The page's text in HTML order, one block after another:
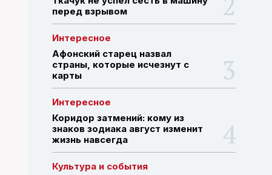
ПОИСК ПО САЙТУ
перед взрывом
Интересное
Афонский старец назвал
страны, которые исчезнут с
карты
Интересное
Коридор затмений: кому из
знаков зодиака август изменит
жизнь навсегда
Культура и события